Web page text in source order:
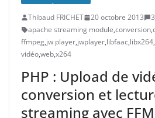
Thibaud FRICHET 20 octobre 2013
apache streaming module,conversion,
ffmpeg,jw player,jwplayer,libfaac,libx264,
vidéo,web,x264
PHP : Upload de
conversion et
streaming avec